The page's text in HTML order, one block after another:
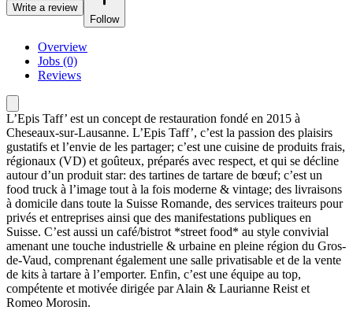
Write a review
Follow
Overview
Jobs (0)
Reviews
L’Epis Taff’ est un concept de restauration fondé en 2015 à
Cheseaux-sur-Lausanne. L’Epis Taff’, c’est la passion des plaisirs
gustatifs et l’envie de les partager; c’est une cuisine de produits frais,
régionaux (VD) et goûteux, préparés avec respect, et qui se décline
autour d’un produit star: des tartines de tartare de bœuf; c’est un
food truck à l’image tout à la fois moderne & vintage; des livraisons
à domicile dans toute la Suisse Romande, des services traiteurs pour
privés et entreprises ainsi que des manifestations publiques en
Suisse. C’est aussi un café/bistrot *street food* au style convivial
amenant une touche industrielle & urbaine en pleine région du Gros-
de-Vaud, comprenant également une salle privatisable et de la vente
de kits à tartare à l’emporter. Enfin, c’est une équipe au top,
compétente et motivée dirigée par Alain & Laurianne Reist et
Romeo Morosin.